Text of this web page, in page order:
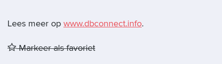
Lees meer op www.dbconnect.info.
Markeer als favoriet